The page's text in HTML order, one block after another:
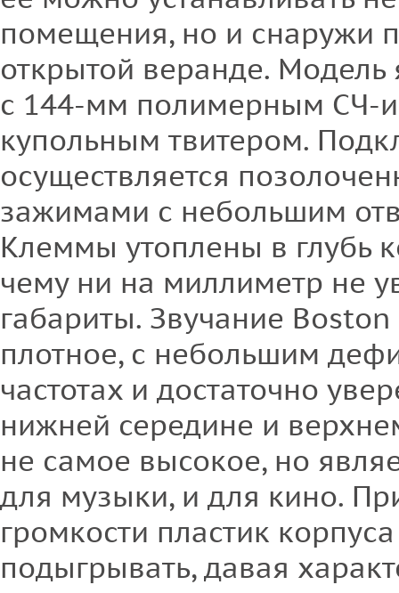
помещения, но и снаружи
открытой веранде. Модель
с 144-мм полимерным СЧ-
купольным твитером.
осуществляется
зажимами с небольшим
Клеммы утоплены в глубь
чему ни на миллиметр не
габариты. Звучание
плотное, с небольшим
частотах и достаточно
нижней середине и
не самое высокое, но
для музыки, и для кино.
громкости пластик
подыгрывать, давая